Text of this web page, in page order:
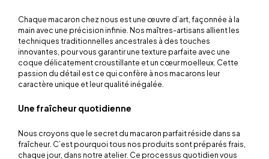
Chaque macaron chez nous est une œuvre d’art, façonnée à la
main avec une précision infinie. Nos maîtres-artisans allient les
techniques traditionnelles ancestrales à des touches
innovantes, pour vous garantir une texture parfaite avec une
coque délicatement croustillante et un cœur moelleux. Cette
passion du détail est ce qui confère à nos macarons leur
caractère unique et leur qualité inégalée.
Une fraîcheur quotidienne
Nous croyons que le secret du macaron parfait réside dans sa
fraîcheur. C’est pourquoi tous nos produits sont préparés frais,
chaque jour, dans notre atelier. Ce processus quotidien vous